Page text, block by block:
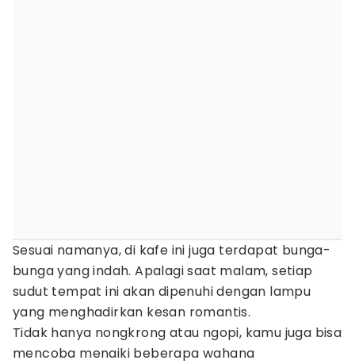
Sesuai namanya, di kafe ini juga terdapat bunga-
bunga yang indah. Apalagi saat malam, setiap
sudut tempat ini akan dipenuhi dengan lampu
yang menghadirkan kesan romantis.
Tidak hanya nongkrong atau ngopi, kamu juga bisa
mencoba menaiki beberapa wahana